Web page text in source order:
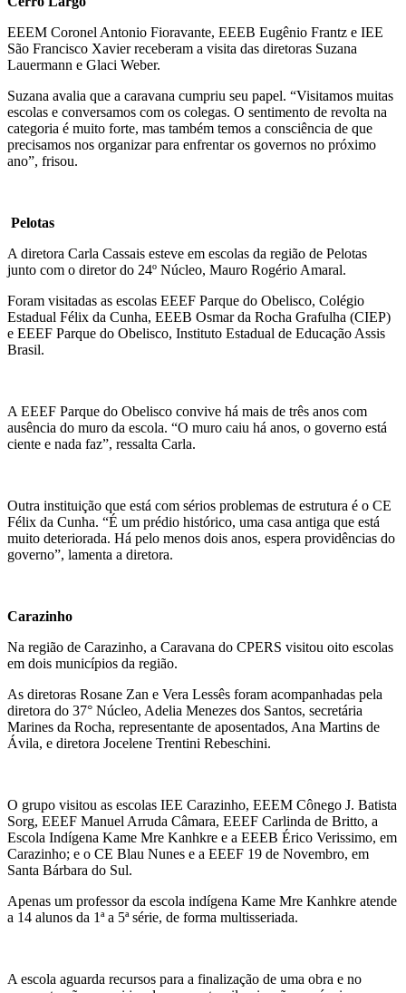
EEEM Coronel Antonio Fioravante, EEEB Eugênio Frantz e IEE
São Francisco Xavier receberam a visita das diretoras Suzana
Lauermann e Glaci Weber.
Suzana avalia que a caravana cumpriu seu papel. “Visitamos muitas
escolas e conversamos com os colegas. O sentimento de revolta na
categoria é muito forte, mas também temos a consciência de que
precisamos nos organizar para enfrentar os governos no próximo
ano”, frisou.
Pelotas
A diretora Carla Cassais esteve em escolas da região de Pelotas
junto com o diretor do 24º Núcleo, Mauro Rogério Amaral.
Foram visitadas as escolas EEEF Parque do Obelisco, Colégio
Estadual Félix da Cunha, EEEB Osmar da Rocha Grafulha (CIEP)
e EEEF Parque do Obelisco, Instituto Estadual de Educação Assis
Brasil.
A EEEF Parque do Obelisco convive há mais de três anos com
ausência do muro da escola. “O muro caiu há anos, o governo está
ciente e nada faz”, ressalta Carla.
Outra instituição que está com sérios problemas de estrutura é o CE
Félix da Cunha. “É um prédio histórico, uma casa antiga que está
muito deteriorada. Há pelo menos dois anos, espera providências do
governo”, lamenta a diretora.
Carazinho
Na região de Carazinho, a Caravana do CPERS visitou oito escolas
em dois municípios da região.
As diretoras Rosane Zan e Vera Lessês foram acompanhadas pela
diretora do 37° Núcleo, Adelia Menezes dos Santos, secretária
Marines da Rocha, representante de aposentados, Ana Martins de
Ávila, e diretora Jocelene Trentini Rebeschini.
O grupo visitou as escolas IEE Carazinho, EEEM Cônego J. Batista
Sorg, EEEF Manuel Arruda Câmara, EEEF Carlinda de Britto, a
Escola Indígena Kame Mre Kanhkre e a EEEB Érico Verissimo, em
Carazinho; e o CE Blau Nunes e a EEEF 19 de Novembro, em
Santa Bárbara do Sul.
Apenas um professor da escola indígena Kame Mre Kanhkre atende
a 14 alunos da 1ª a 5ª série, de forma multisseriada.
A escola aguarda recursos para a finalização de uma obra e no